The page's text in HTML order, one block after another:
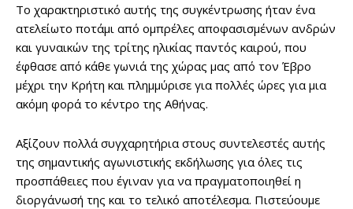
Το χαρακτηριστικό αυτής της συγκέντρωσης ήταν ένα
ατελείωτο ποτάμι από ομπρέλες αποφασισμένων ανδρών
και γυναικών της τρίτης ηλικίας παντός καιρού, που
έφθασε από κάθε γωνιά της χώρας μας από τον Έβρο
μέχρι την Κρήτη και πλημμύρισε για πολλές ώρες για μια
ακόμη φορά το κέντρο της Αθήνας.
Αξίζουν πολλά συγχαρητήρια στους συντελεστές αυτής
της σημαντικής αγωνιστικής εκδήλωσης για όλες τις
προσπάθειες που έγιναν για να πραγματοποιηθεί η
διοργάνωσή της και το τελικό αποτέλεσμα. Πιστεύουμε